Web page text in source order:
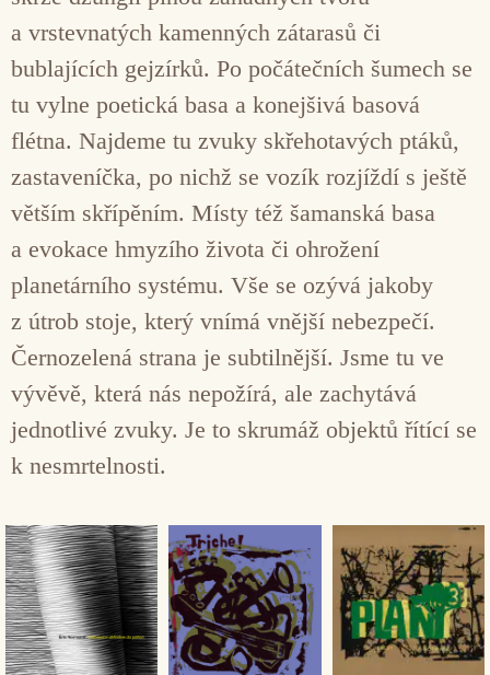
a vrstevnatých kamenných zátarasů či
bublajících gejzírků. Po počátečních šumech se
tu vylne poetická basa a konejšivá basová
flétna. Najdeme tu zvuky skřehotavých ptáků,
zastaveníčka, po nichž se vozík rozjíždí s ještě
větším skřípěním. Místy též šamanská basa
a evokace hmyzího života či ohrožení
planetárního systému. Vše se ozývá jakoby
z útrob stoje, který vnímá vnější nebezpečí.
Černozelená strana je subtilnější. Jsme tu ve
vývěvě, která nás nepožírá, ale zachytává
jednotlivé zvuky. Je to skrumáž objektů řítící se
k nesmrtelnosti.